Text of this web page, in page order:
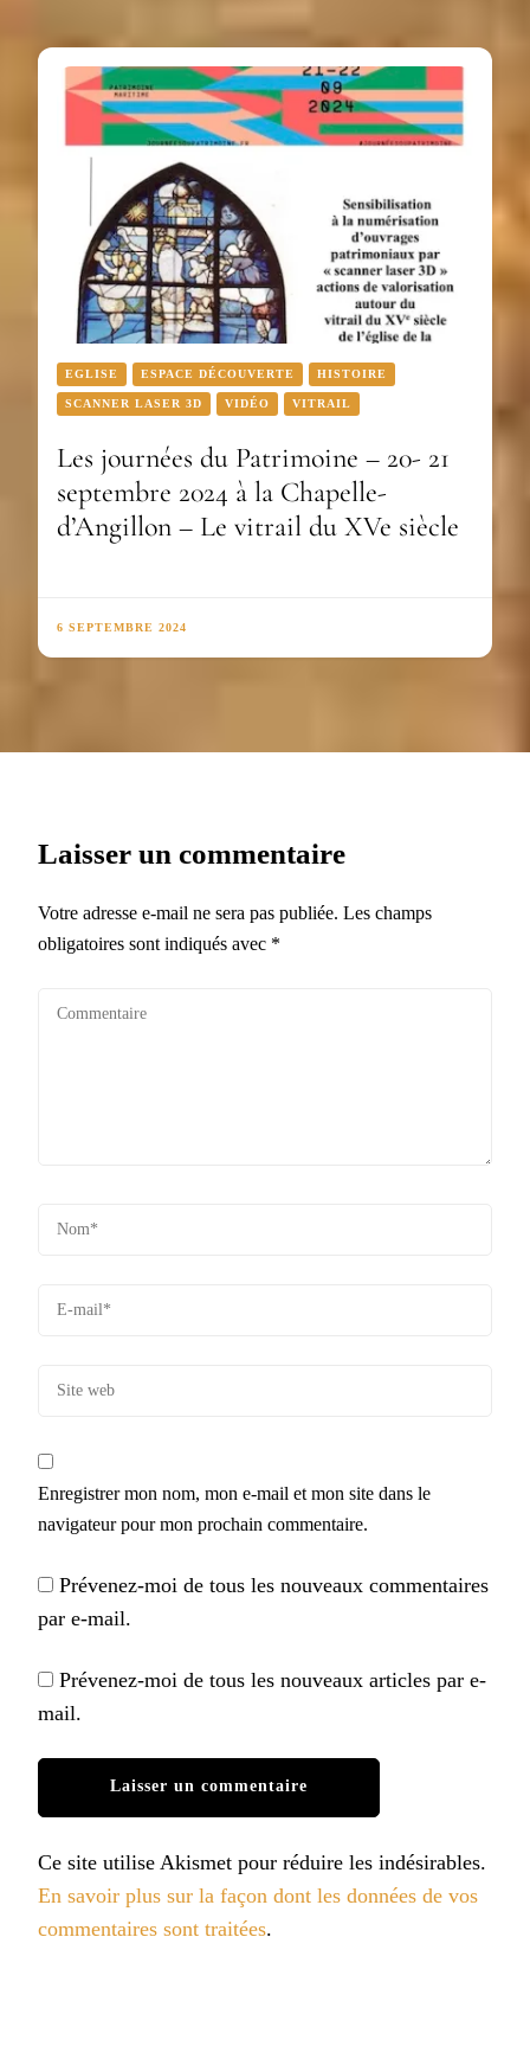
EGLISE ESPACE DÉCOUVERTE HISTOIRE
SCANNER LASER 3D VIDÉO VITRAIL
Les journées du Patrimoine – 20- 21
septembre 2024 à la Chapelle-
d’Angillon – Le vitrail du XVe siècle
6 SEPTEMBRE 2024
Laisser un commentaire
Votre adresse e-mail ne sera pas publiée. Les champs
obligatoires sont indiqués avec *
Enregistrer mon nom, mon e-mail et mon site dans le
navigateur pour mon prochain commentaire.
Prévenez-moi de tous les nouveaux commentaires
par e-mail.
Prévenez-moi de tous les nouveaux articles par e-
mail.
Ce site utilise Akismet pour réduire les indésirables.
En savoir plus sur la façon dont les données de vos
commentaires sont traitées.